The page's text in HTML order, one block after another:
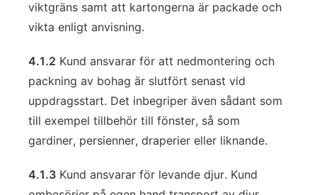
viktgräns samt att kartongerna är packade och
vikta enligt anvisning.
4.1.2 Kund ansvarar för att nedmontering och
packning av bohag är slutfört senast vid
uppdragsstart. Det inbegriper även sådant som
till exempel tillbehör till fönster, så som
gardiner, persienner, draperier eller liknande.
4.1.3 Kund ansvarar för levande djur. Kund